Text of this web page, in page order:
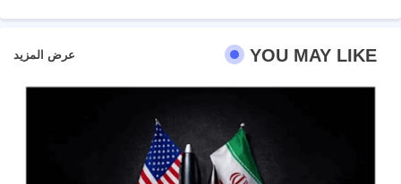
YOU MAY LIKE عرض المزيد